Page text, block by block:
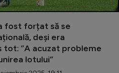
fost forțat să se
deși era
tot: ”A acuzat probleme
lotului”